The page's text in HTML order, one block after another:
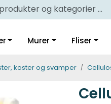
Murer Fliser
koster og svamper